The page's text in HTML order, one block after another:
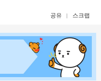
공유 스크랩